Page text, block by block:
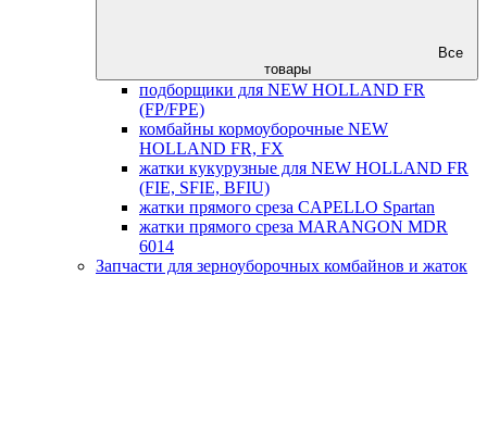
Все
товары
подборщики для NEW HOLLAND FR
(FP/FPE)
комбайны кормоуборочные NEW
HOLLAND FR, FX
жатки кукурузные для NEW HOLLAND FR
(FIE, SFIE, BFIU)
жатки прямого среза CAPELLO Spartan
жатки прямого среза MARANGON MDR
6014
Запчасти для зерноуборочных комбайнов и жаток